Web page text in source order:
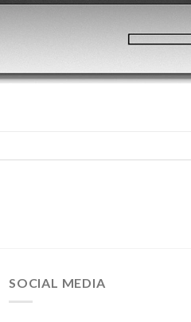
SOCIAL MEDIA